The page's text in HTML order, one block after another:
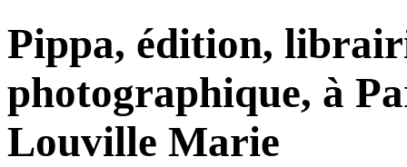
Pippa, édition,
photographique, à
Louville Marie